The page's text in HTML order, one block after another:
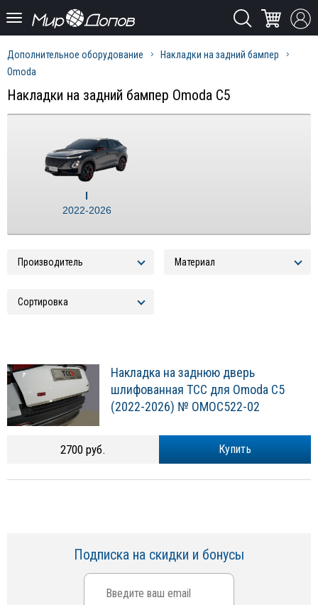
Дополнительное оборудование
Накладки на задний бампер
Omoda
Накладки на задний бампер Omoda C5
I
2022-2026
Накладка на заднюю дверь
шлифованная ТСС для Omoda C5
(2022-2026) № OMOC522-02
Купить
2700 руб.
Подписка на скидки и бонусы